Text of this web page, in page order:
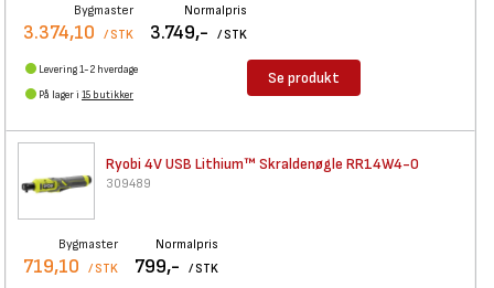
Bygmaster
3.374,10 / STK
Normalpris
3.749,- / STK
Levering 1-2 hverdage
På lager i 15 butikker
Se produkt
Ryobi 4V USB Lithium™ Skraldenøgle RR14W4-0
309489
Bygmaster
719,10 / STK
Normalpris
799,- / STK